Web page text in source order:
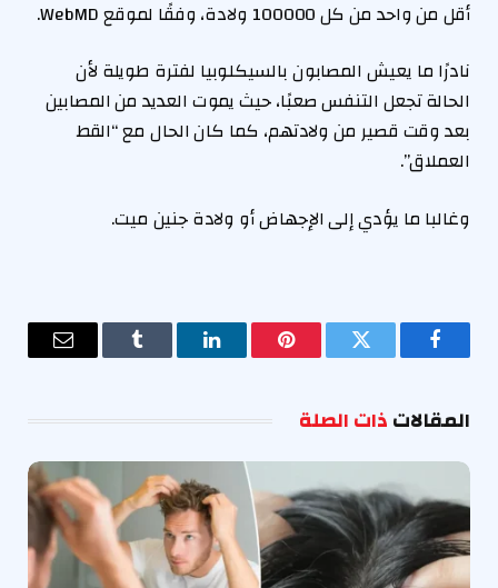
أقل من واحد من كل 100000 ولادة، وفقًا لموقع WebMD.
نادرًا ما يعيش المصابون بالسيكلوبيا لفترة طويلة لأن
الحالة تجعل التنفس صعبًا، حيث يموت العديد من المصابين
بعد وقت قصير من ولادتهم، كما كان الحال مع “القط
العملاق”.
وغالبا ما يؤدي إلى الإجهاض أو ولادة جنين ميت.
فيسبوك تويتر بينتيريستلينكدإن Tumblr
البريد
المقالاتذات الصلة